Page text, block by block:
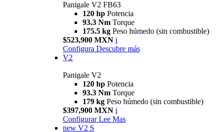
Panigale V2 FB63
120 hp Potencia
93.3 Nm Torque
175.5 kg Peso húmedo (sin combustible)
$523,900 MXN i
Configura Descubre más
V2
Panigale V2
120 hp Potencia
93.3 Nm Torque
179 kg Peso húmedo (sin combustible)
$397,900 MXN i
Configurar Lee Mas
new V2 S